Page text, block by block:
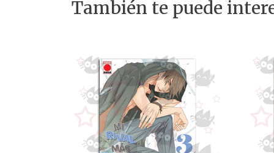
También te puede